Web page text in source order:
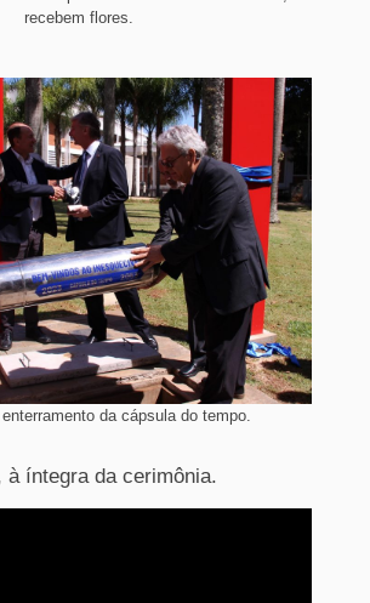
recebem flores.
da cápsula do tempo.
íntegra da cerimônia.